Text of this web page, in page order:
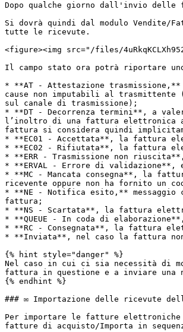
Dopo qualche giorno dall'invio
Si dovrà quindi dal modulo Vendite/
tutte le ricevute.
<figure><img src="/files/
Il campo stato ora potrà riportare
* **AT - Attestazione
cause non imputabili al trasmittente
sul canale di trasmissione);
* **DT - Decorrenza termini**, a
l’inoltro di una fattura elettronica
fattura si considera quindi
* **EC01 - Accettata**, la fattura
* **EC02 - Rifiutata**, la fattura
* **ERR - Trasmissione non
* **ERVAL - Errore di validazione**,
* **MC - Mancata consegna**, la
ricevente oppure non ha fornito un
* **NE - Notifica esito,**
fattura;
* **NS - Scartata**, la fattura
* **QUEUE - In coda di
* **RC - Consegnata**, la fattura
* **Inviata**, nel caso la fattura
{% hint style="danger" %}
Nel caso in cui ci sia necessità di
fattura in questione e a inviare
{% endhint %}
### ✉️ Importazione delle ricevute
Per importare le fatture
fatture di acquisto/Importa in